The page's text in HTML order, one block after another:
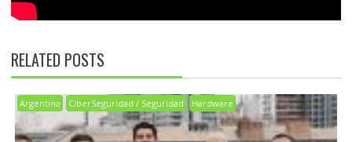
RELATED POSTS
Argentina CiberSeguridad / Seguridad Hardware